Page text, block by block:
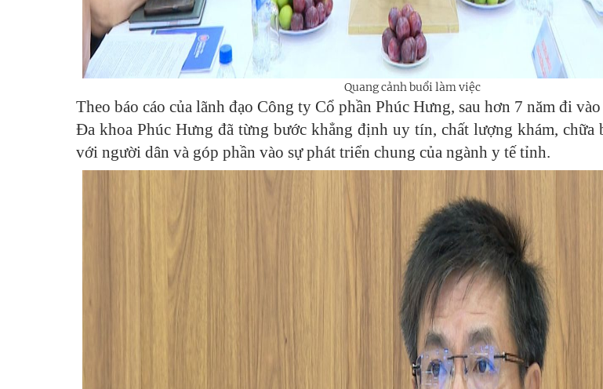
Quang cảnh buổi làm việc
Theo báo cáo của lãnh đạo Công ty Cổ phần Phúc Hưng, sau hơn 7 năm đi
Đa khoa Phúc Hưng đã từng bước khẳng định uy tín, chất lượng khám, chữa
với người dân và góp phần vào sự phát triển chung của ngành y tế tỉnh.